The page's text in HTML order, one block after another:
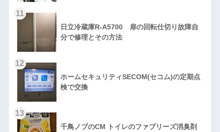
11
日立冷蔵庫R-A5700 扉の回転仕切り故障自
分で修理とその方法
12
ホームセキュリティSECOM(セコム)の定期点
検で交換
13
千鳥ノブのCM トイレのファブリーズ消臭剤